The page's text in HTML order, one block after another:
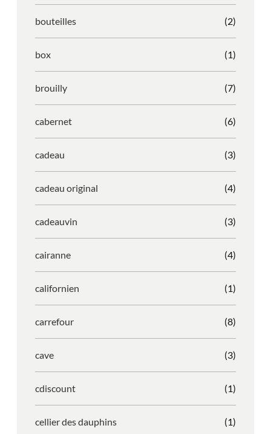
bouteilles (2)
box (1)
brouilly (7)
cabernet (6)
cadeau (3)
cadeau original (4)
cadeauvin (3)
cairanne (4)
californien (1)
carrefour (8)
cave (3)
cdiscount (1)
cellier des dauphins (1)